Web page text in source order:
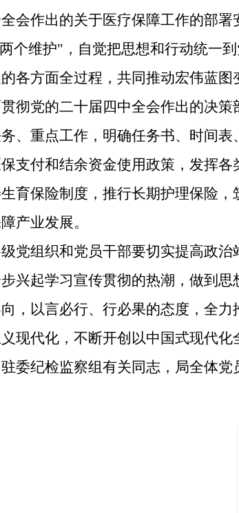
会作出的关于医疗保障工作的部
个维护"，自觉把思想和行动统一
各方面全过程，共同推动宏伟蓝图
彻党的二十届四中全会作出的决
、重点工作，明确任务书、时间
支付和结余资金使用政策，发挥
育保险制度，推行长期护理保险
产业发展。
党组织和党员干部要切实提高政
兴起学习宣传贯彻的热潮，做到
，以言必行、行必果的态度，全
现代化，不断开创以中国式现代
委纪检监察组有关同志，局全体党